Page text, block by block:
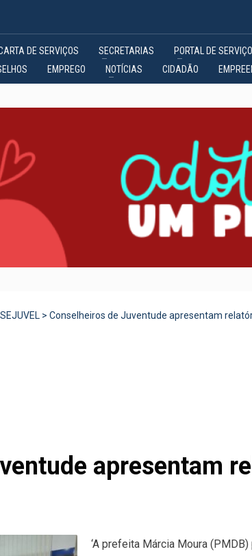
DE SERVIÇOS SECRETARIAS PORTAL DE
EMPREGO NOTÍCIAS CIDADÃO
SEJUVEL > Conselheiros de Juventude apresentam
apresentam
‘A prefeita Márcia Moura